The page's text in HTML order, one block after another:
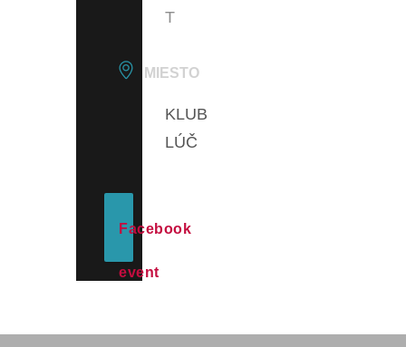
T
MIESTO
KLUB
LÚČ
Facebook
event